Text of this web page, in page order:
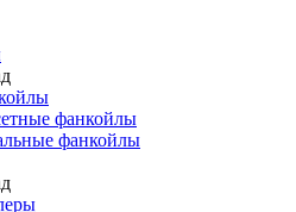
фанкойлы
фанкойлы